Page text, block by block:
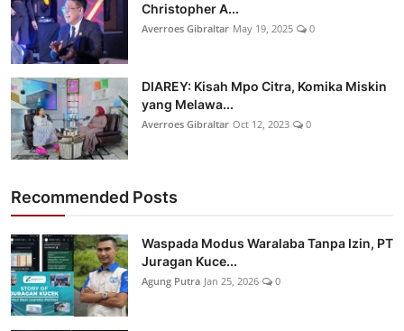
Christopher A...
Averroes Gibraltar May 19, 2025 0
DIAREY: Kisah Mpo Citra, Komika Miskin
yang Melawa...
Averroes Gibraltar Oct 12, 2023 0
Recommended Posts
Waspada Modus Waralaba Tanpa Izin, PT
Juragan Kuce...
Agung Putra Jan 25, 2026 0